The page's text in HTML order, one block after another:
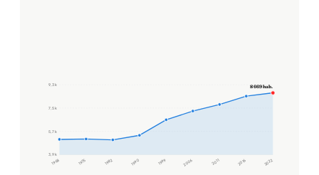
3,9 k
5,7 k
7,5 k
9,3 k
1968 1975 1982 1990 1999 2006 2011 2016 2022
8 669 hab.